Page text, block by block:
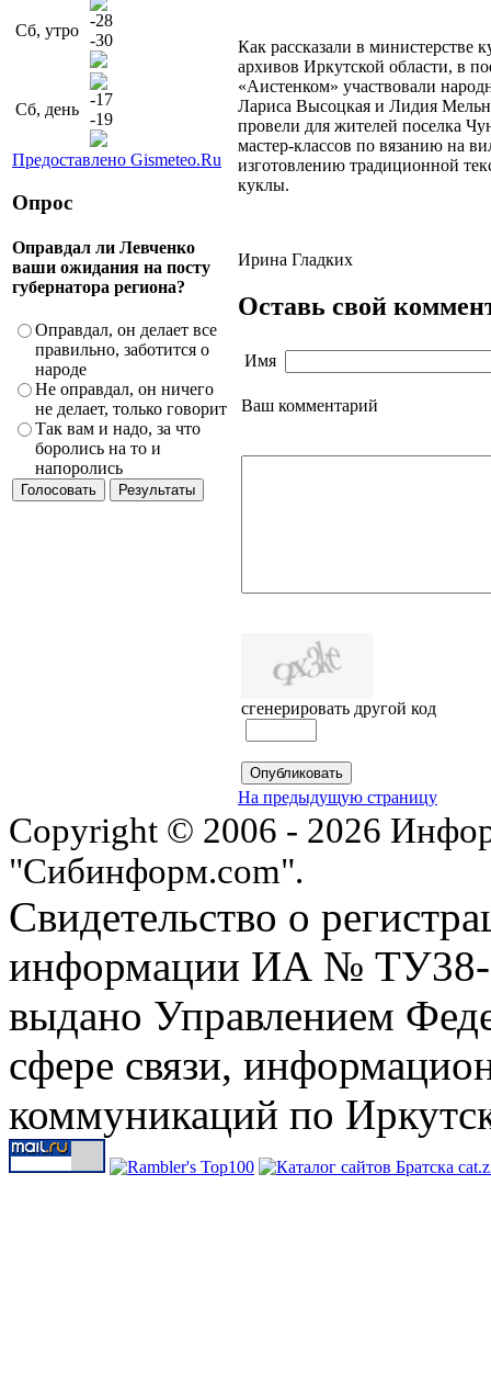
Сб, утро
-28
-30
Сб, день
-17
-19
Предоставлено Gismeteo.Ru
Опрос
Оправдал ли Левченко
ваши ожидания на посту
губернатора региона?
Оправдал, он делает все
правильно, заботится о
народе
Не оправдал, он ничего
не делает, только говорит
Так вам и надо, за что
боролись на то и
напоролись
Как рассказали в министерстве
архивов Иркутской области, в
«Аистенком» участвовали
Лариса Высоцкая и Лидия
провели для жителей поселка
мастер-классов по вязанию на
изготовлению традиционной
куклы.
Ирина Гладких
Оставь свой
Имя
Ваш комментарий
сгенерировать другой код
На предыдущую страницу
Copyright © 2006 - 2026
"Сибинформ.com".
Свидетельство о
информации ИА № ТУ38-
выдано Управлением
сфере связи,
коммуникаций по